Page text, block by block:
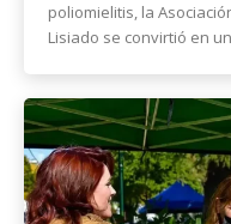
poliomielitis, la
Lisiado se convirtió en